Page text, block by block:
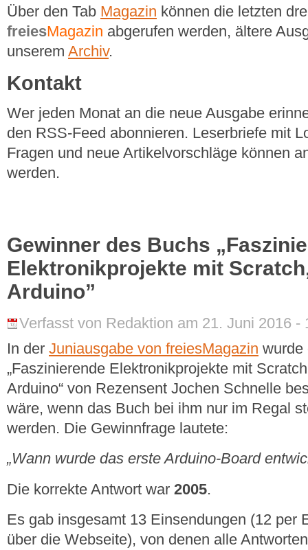
Über den Tab Magazin können die letzten
freiesMagazin abgerufen werden, ältere
unserem Archiv.
Kontakt
Wer jeden Monat an die neue Ausgabe
den RSS-Feed abonnieren. Leserbriefe mit
Fragen und neue Artikelvorschläge können
werden.
Gewinner des Buchs
Elektronikprojekte mit
Arduino”
Verfasst von Redaktion am 21. Juni 2016 -
In der Juniausgabe von freiesMagazin wurde
„Faszinierende Elektronikprojekte mit
Arduino“ von Rezensent Jochen Schnelle
wäre, wenn das Buch bei ihm nur im Regal
werden. Die Gewinnfrage lautete:
„Wann wurde das erste Arduino-Board
Die korrekte Antwort war 2005.
Es gab insgesamt 13 Einsendungen (12 per
über die Webseite), von denen alle